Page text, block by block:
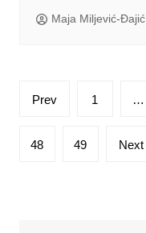
Maja Miljević-Đajić
Posts
Prev 1 …
48 49 Next